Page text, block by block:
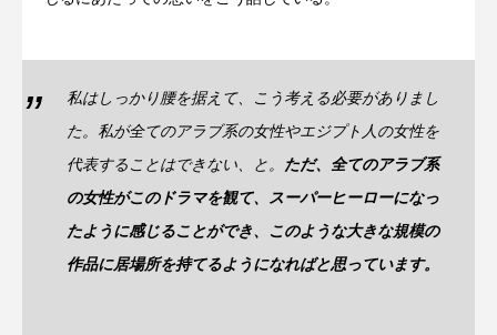
私はしっかり腰を据えて、こう考える必要がありまし
た。私が全てのアラブ系の女性やエジプト人の女性を
代表することはできない、と。 ただ、全てのアラブ系
の女性がこのドラマを観て、スーパーヒーローになっ
たように感じることができ、このような大きな規模の
作品に居場所を持てるようになればと思っています。